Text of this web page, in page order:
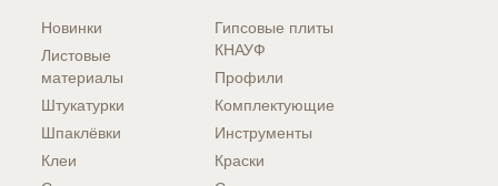
Новинки
Листовые
материалы
Штукатурки
Шпаклёвки
Клеи
Гипсовые плиты
КНАУФ
Профили
Комплектующие
Инструменты
Краски